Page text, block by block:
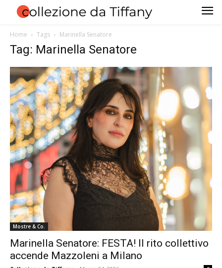
Home Tags Marinella Senatore
Tag: Marinella Senatore
Mostre & Co.
Marinella Senatore: FESTA! Il rito collettivo
accende Mazzoleni a Milano